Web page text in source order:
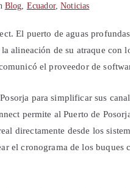
Blog Ecuador,Noticias
El puerto de aguas
alineación de su atraque con
el proveedor de
para simplificar sus
permite al Puerto de
directamente desde los
el cronograma de los buques